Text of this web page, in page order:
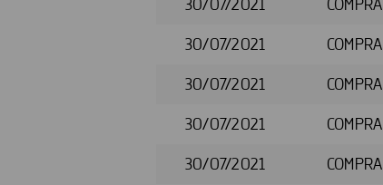
30/07/2021
COMPRA
30/07/2021
COMPRA
30/07/2021
COMPRA
30/07/2021
COMPRA
30/07/2021
COMPRA